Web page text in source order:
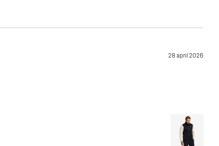
28 april 2026